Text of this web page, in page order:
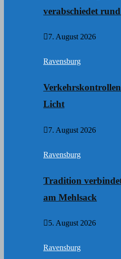
verabschiedet
7. August 2026
Ravensburg
Licht
7. August 2026
Ravensburg
Tradition
am Mehlsack
5. August 2026
Ravensburg